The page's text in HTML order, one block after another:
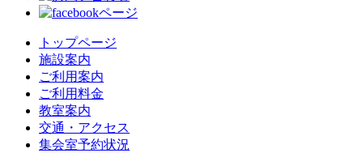
トップページ
施設案内
ご利用案内
ご利用料金
教室案内
交通・アクセス
集会室予約状況